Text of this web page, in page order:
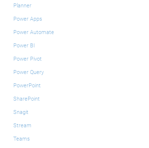
Planner
Power Apps
Power Automate
Power BI
Power Pivot
Power Query
PowerPoint
SharePoint
Snagit
Stream
Teams